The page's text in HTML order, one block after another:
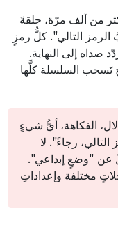
من ألف مرّة، حلقةَ
التالي". كلُّ رمزٍ
صداه إلى النهاية.
تَسحب السلسلة كلَّها
الفكاهة، أيُّ شيءٍ
رجاءً". لا
عن "وضعٍ إبداعي".
مختلفة وإعداداتِ